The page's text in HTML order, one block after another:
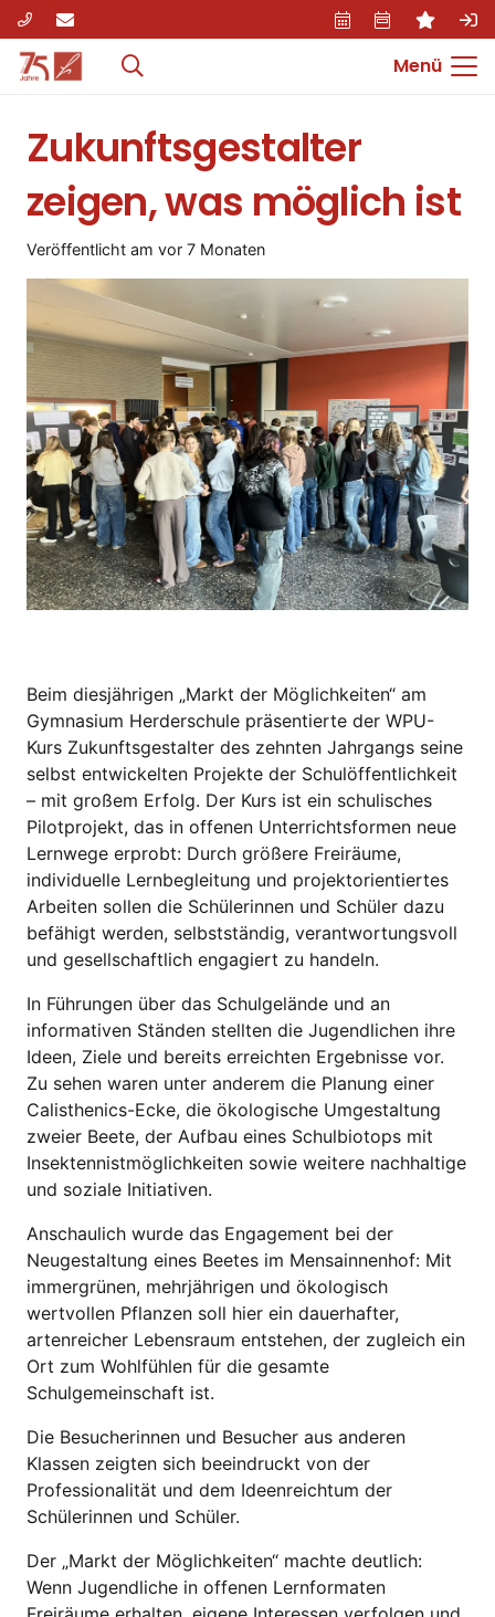
Menü
Zukunftsgestalter
zeigen, was möglich ist
Veröffentlicht am vor 7 Monaten
Beim diesjährigen „Markt der Möglichkeiten“ am
Gymnasium Herderschule präsentierte der WPU-
Kurs Zukunftsgestalter des zehnten Jahrgangs seine
selbst entwickelten Projekte der Schulöffentlichkeit
– mit großem Erfolg. Der Kurs ist ein schulisches
Pilotprojekt, das in offenen Unterrichtsformen neue
Lernwege erprobt: Durch größere Freiräume,
individuelle Lernbegleitung und projektorientiertes
Arbeiten sollen die Schülerinnen und Schüler dazu
befähigt werden, selbstständig, verantwortungsvoll
und gesellschaftlich engagiert zu handeln.
In Führungen über das Schulgelände und an
informativen Ständen stellten die Jugendlichen ihre
Ideen, Ziele und bereits erreichten Ergebnisse vor.
Zu sehen waren unter anderem die Planung einer
Calisthenics-Ecke, die ökologische Umgestaltung
zweier Beete, der Aufbau eines Schulbiotops mit
Insektennistmöglichkeiten sowie weitere nachhaltige
und soziale Initiativen.
Anschaulich wurde das Engagement bei der
Neugestaltung eines Beetes im Mensainnenhof: Mit
immergrünen, mehrjährigen und ökologisch
wertvollen Pflanzen soll hier ein dauerhafter,
artenreicher Lebensraum entstehen, der zugleich ein
Ort zum Wohlfühlen für die gesamte
Schulgemeinschaft ist.
Die Besucherinnen und Besucher aus anderen
Klassen zeigten sich beeindruckt von der
Professionalität und dem Ideenreichtum der
Schülerinnen und Schüler.
Der „Markt der Möglichkeiten“ machte deutlich:
Wenn Jugendliche in offenen Lernformaten